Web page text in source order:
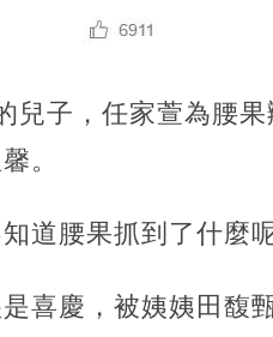
兒子，任家萱為腰
。
道腰果抓到了什麼
喜慶， 被姨姨田馥